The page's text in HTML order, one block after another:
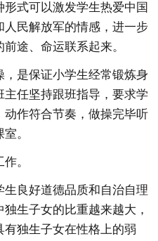
式可以激发学生热爱中国
民解放军的情感，进一步
途、命运联系起来。
是保证小学生经常锻炼身
任坚持跟班指导，要求学
作符合节奏，做操完毕听
。
。
良好道德品质和自治自理
生子女的比重越来越大，
独生子女在性格上的弱